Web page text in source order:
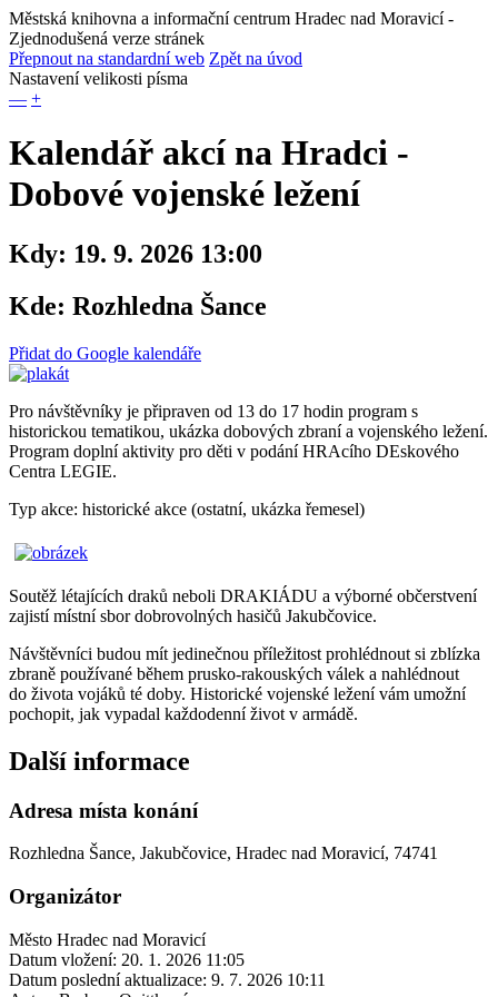
Městská knihovna a informační centrum Hradec nad Moravicí-
Zjednodušená verze stránek
Přepnout na standardní web Zpět na úvod
Nastavení velikosti písma
— +
Kalendář akcí na Hradci -
Dobové vojenské ležení
Kdy: 19. 9. 2026 13:00
Kde: Rozhledna Šance
Přidat do Google kalendáře
Pro návštěvníky je připraven od 13 do 17 hodin program s
historickou tematikou, ukázka dobových zbraní a vojenského ležení.
Program doplní aktivity pro děti v podání HRAcího DEskového
Centra LEGIE.
Typ akce: historické akce (ostatní, ukázka řemesel)
Soutěž létajících draků neboli DRAKIÁDU a výborné občerstvení
zajistí místní sbor dobrovolných hasičů Jakubčovice.
Návštěvníci budou mít jedinečnou příležitost prohlédnout si zblízka
zbraně používané během prusko-rakouských válek a nahlédnout
do života vojáků té doby. Historické vojenské ležení vám umožní
pochopit, jak vypadal každodenní život v armádě.
Další informace
Adresa místa konání
Rozhledna Šance, Jakubčovice, Hradec nad Moravicí, 74741
Organizátor
Město Hradec nad Moravicí
Datum vložení: 20. 1. 2026 11:05
Datum poslední aktualizace: 9. 7. 2026 10:11